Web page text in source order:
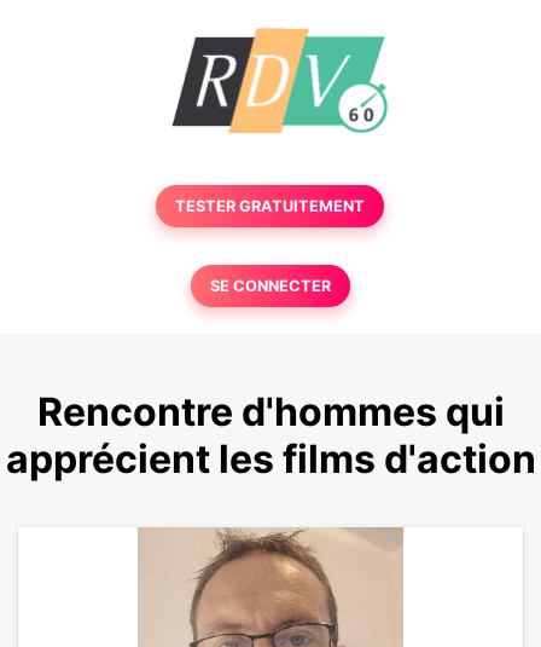
TESTER GRATUITEMENT
SE CONNECTER
Rencontre d'hommes qui
apprécient les films d'action